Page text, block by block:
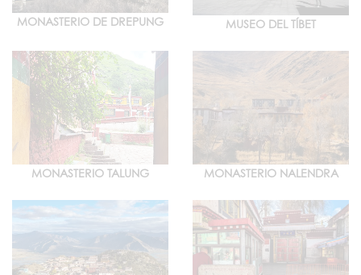
MONASTERIO DE DREPUNG MUSEO DEL TÍBET
MONASTERIO TALUNG MONASTERIO NALENDRA